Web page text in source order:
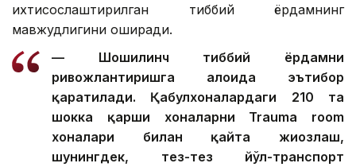
ихтисослаштирилган тиббий ёрдамнинг
мавжудлигини оширади.
— Шошилинч тиббий ёрдамни
ривожлантиришга алоҳида эътибор
қаратилади. Қабулхоналардаги 210 та
шокка қарши хоналарни Trauma room
хоналари билан қайта жиҳозлаш,
шунингдек, тез-тез йўл-транспорт